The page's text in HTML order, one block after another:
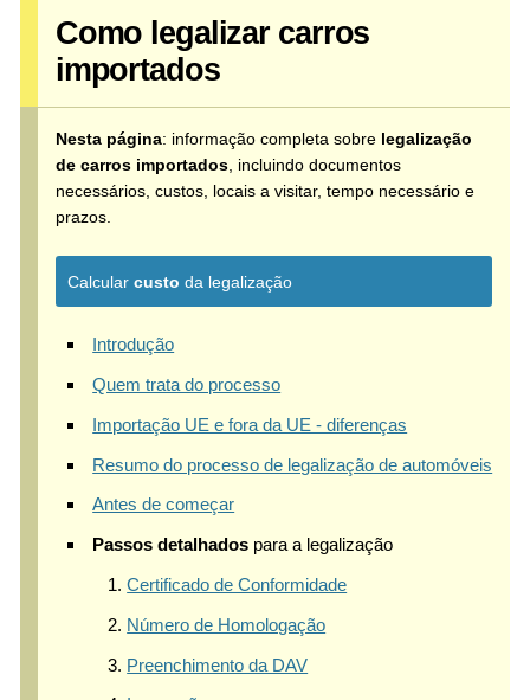
Como legalizar carros
importados
Nesta página: informação completa sobre legalização
de carros importados, incluindo documentos
necessários, custos, locais a visitar, tempo necessário e
prazos.
Calcularcusto da legalização
Introdução
Quem trata do processo
Importação UE e fora da UE - diferenças
Resumo do processo de legalização de automóveis
Antes de começar
Passos detalhados para a legalização
Certificado de Conformidade
Número de Homologação
Preenchimento da DAV